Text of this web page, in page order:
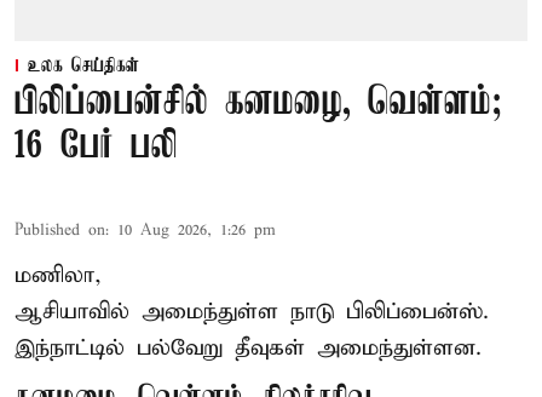
உலக செய்திகள்
பிலிப்பைன்சில் கனமழை, வெள்ளம்;
16 பேர் பலி
Published on: 10 Aug 2026, 1:26 pm
மணிலா,
ஆசியாவில் அமைந்துள்ள நாடு பிலிப்பைன்ஸ்.
இந்நாட்டில் பல்வேறு தீவுகள் அமைந்துள்ளன.